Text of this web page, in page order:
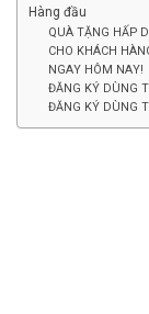
Hàng đầu
QUÀ TẶNG HẤP
CHO KHÁCH
NGAY HÔM NAY!
ĐĂNG KÝ DÙNG
ĐĂNG KÝ DÙNG